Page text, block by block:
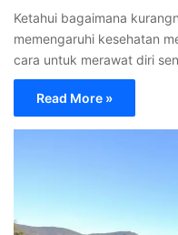
Ketahui bagaimana
memengaruhi kesehatan
cara untuk merawat diri
Read More »